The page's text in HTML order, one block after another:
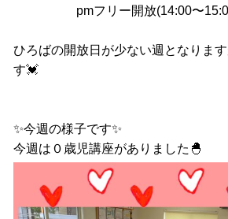
pmフリー開放(14:00〜
ひろばの開放日が少ない週となりま
す💓
✨今週の様子です✨
今週は０歳児講座がありました🐣